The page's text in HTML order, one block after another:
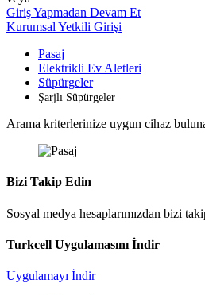
Giriş Yapmadan Devam Et
Kurumsal Yetkili Girişi
Pasaj
Elektrikli Ev Aletleri
Süpürgeler
Şarjlı Süpürgeler
Arama kriterlerinize uygun cihaz
Bizi Takip Edin
Sosyal medya hesaplarımızdan bizi
Turkcell Uygulamasını İndir
Uygulamayı İndir